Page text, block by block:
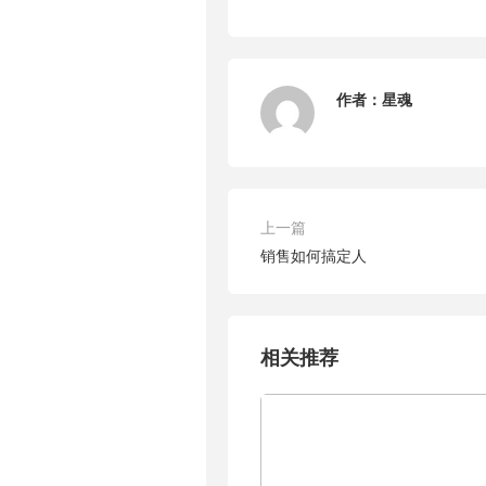
作者： 星魂
上一篇
销售如何搞定人
相关推荐